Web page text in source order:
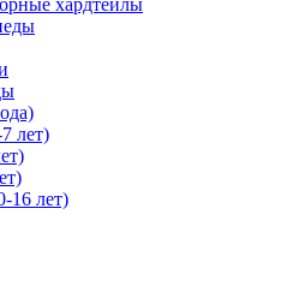
хардтейлы
лет)
16 лет)